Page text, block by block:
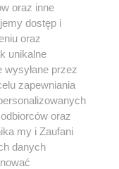
być powielany i
w jakikolwiek sposób (w
polu
w
Jakiekolwiek użycie lub
naruszeniem prawa,
kary i może być
oraz inne
dostęp i
oraz
unikalne
wysyłane przez
zapewniania
oraz
my i Zaufani
danych